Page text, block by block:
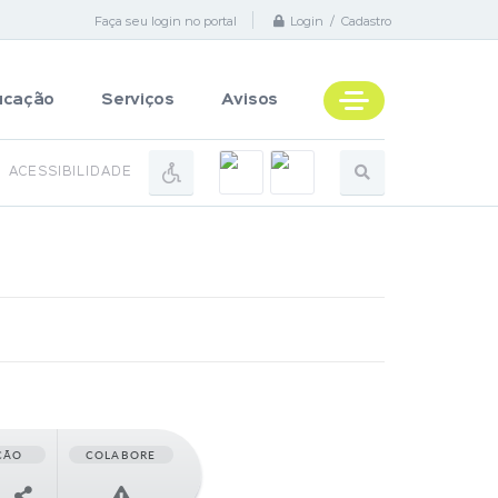
Faça seu login no portal Login / Cadastro
Serviços Avisos
ACESSIBILIDADE
COLABORE